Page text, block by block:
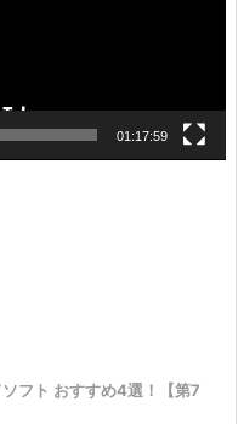
01:17:59
ソフト おすすめ4選！【第7